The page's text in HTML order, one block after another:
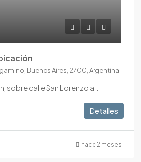
Buenos Aires, 2700, Argentina
sobre calle San Lorenzo a...
Detalles
hace 2 meses